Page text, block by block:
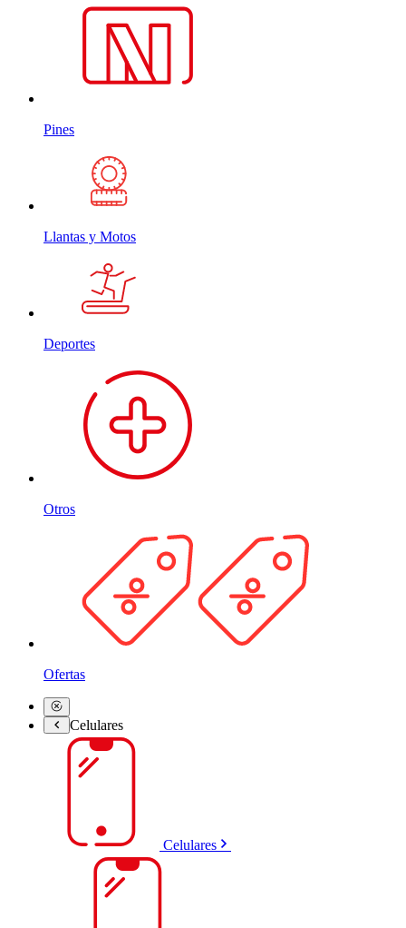
Pines
Llantas y Motos
Deportes
Otros
Ofertas
Celulares
Celulares